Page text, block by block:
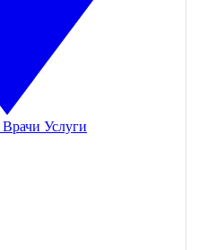
Врачи Услуги